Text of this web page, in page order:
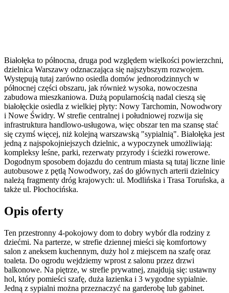
Białołęka to północna, druga pod względem wielkości powierzchni,
dzielnica Warszawy odznaczająca się najszybszym rozwojem.
Występują tutaj zarówno osiedla domów jednorodzinnych w
północnej części obszaru, jak również wysoka, nowoczesna
zabudowa mieszkaniowa. Dużą popularnością nadal cieszą się
białołęckie osiedla z wielkiej płyty: Nowy Tarchomin, Nowodwory
i Nowe Świdry. W strefie centralnej i południowej rozwija się
infrastruktura handlowo-usługowa, więc obszar ten ma szansę stać
się czymś więcej, niż kolejną warszawską "sypialnią". Białołęka jest
jedną z najspokojniejszych dzielnic, a wypoczynek umożliwiają:
kompleksy leśne, parki, rezerwaty przyrody i ścieżki rowerowe.
Dogodnym sposobem dojazdu do centrum miasta są tutaj liczne linie
autobusowe z pętlą Nowodwory, zaś do głównych arterii dzielnicy
należą fragmenty dróg krajowych: ul. Modlińska i Trasa Toruńska, a
także ul. Płochocińska.
Opis oferty
Ten przestronny 4-pokojowy dom to dobry wybór dla rodziny z
dziećmi. Na parterze, w strefie dziennej mieści się komfortowy
salon z aneksem kuchennym, duży hol z miejscem na szafę oraz
toaleta. Do ogrodu wejdziemy wprost z salonu przez drzwi
balkonowe. Na piętrze, w strefie prywatnej, znajdują się: ustawny
hol, który pomieści szafę, duża łazienka i 3 wygodne sypialnie.
Jedną z sypialni można przeznaczyć na garderobę lub gabinet.